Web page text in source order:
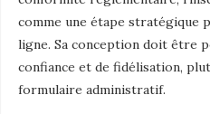
comme une étape stratégique
ligne. Sa conception doit être
confiance et de fidélisation,
formulaire administratif.